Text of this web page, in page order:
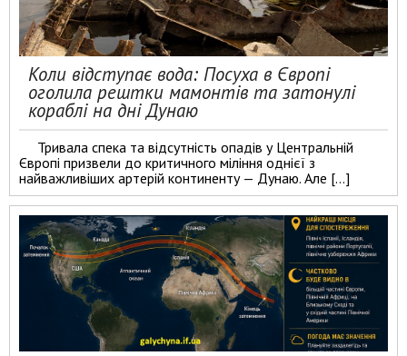
Коли відступає вода: Посуха в Європі
оголила рештки мамонтів та затонулі
кораблі на дні Дунаю
Тривала спека та відсутність опадів у Центральній
Європі призвели до критичного міління однієї з
найважливіших артерій континенту — Дунаю. Але […]